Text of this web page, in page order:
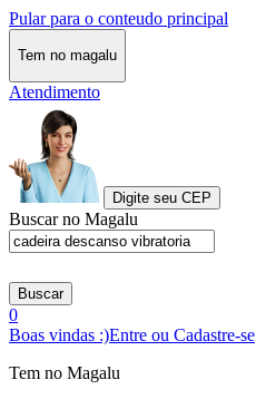
Pular para o conteudo principal
Tem no magalu
Atendimento
Digite seu CEP
Buscar no Magalu
Buscar
0
Boas vindas :)Entre ou Cadastre-se
Tem no Magalu